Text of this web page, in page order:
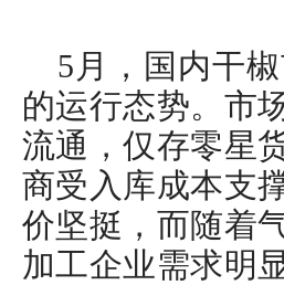
5月，国内干
的运行态势。市
流通，仅存零星
商受入库成本支
价坚挺，而随着
加工企业需求明